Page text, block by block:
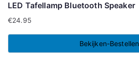
LED Tafellamp Bluetooth Speaker
€24.95
Bekijken-Bestellen